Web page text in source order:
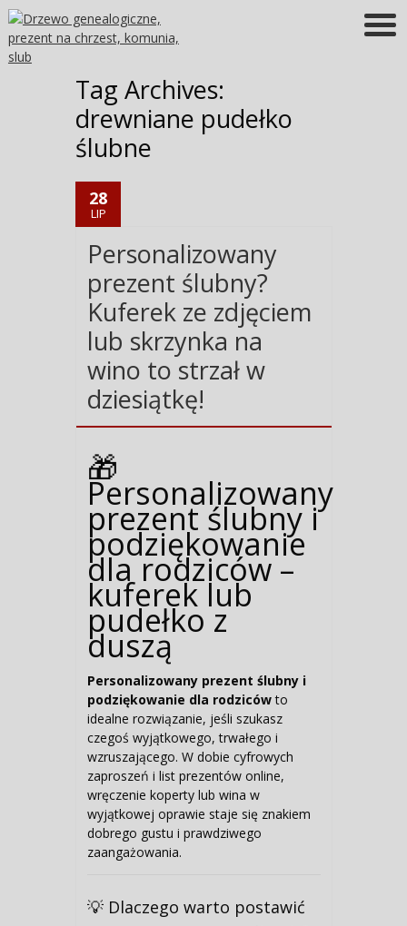
Tag Archives:
drewniane pudełko
ślubne
28
LIP
Personalizowany
prezent ślubny?
Kuferek ze zdjęciem
lub skrzynka na
wino to strzał w
dziesiątkę!
🎁
Personalizowany
prezent ślubny i
podziękowanie
dla rodziców –
kuferek lub
pudełko z
duszą
Personalizowany prezent ślubny i
podziękowanie dla rodzicówto
idealne rozwiązanie, jeśli szukasz
czegoś wyjątkowego, trwałego i
wzruszającego. W dobie cyfrowych
zaproszeń i list prezentów online,
wręczenie koperty lub wina w
wyjątkowej oprawie staje się znakiem
dobrego gustu i prawdziwego
zaangażowania.
💡 Dlaczego warto postawić